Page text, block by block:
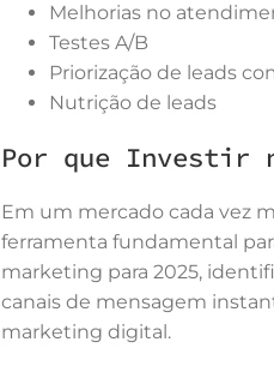
Melhorias no
Testes A/B
Priorização de leads
Nutrição de leads
Por que Investir
Em um mercado cada vez
ferramenta fundamental
marketing para 2025,
canais de mensagem
marketing digital.